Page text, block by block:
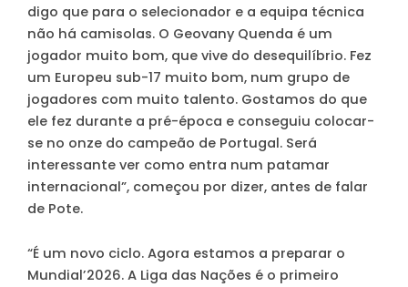
digo que para o selecionador e a equipa técnica
não há camisolas. O Geovany Quenda é um
jogador muito bom, que vive do desequilíbrio. Fez
um Europeu sub-17 muito bom, num grupo de
jogadores com muito talento. Gostamos do que
ele fez durante a pré-época e conseguiu colocar-
se no onze do campeão de Portugal. Será
interessante ver como entra num patamar
internacional”, começou por dizer, antes de falar
de Pote.
“É um novo ciclo. Agora estamos a preparar o
Mundial’2026. A Liga das Nações é o primeiro